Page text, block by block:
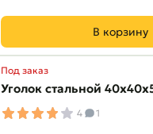
В корзину
Под заказ
Уголок стальной
4 1